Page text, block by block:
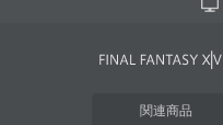
関連商品